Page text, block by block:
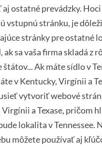
aj ostatné prevádzky.
vstupnú stránku, je
stránky pre ostatné
ak sa vaša firma skladá z
štátov... Ak máte sídlo v
v Kentucky, Virgínii a
vytvoriť webové
Virgínii a Texase, pričom
lokalita v Tennessee.
môžete používať aj